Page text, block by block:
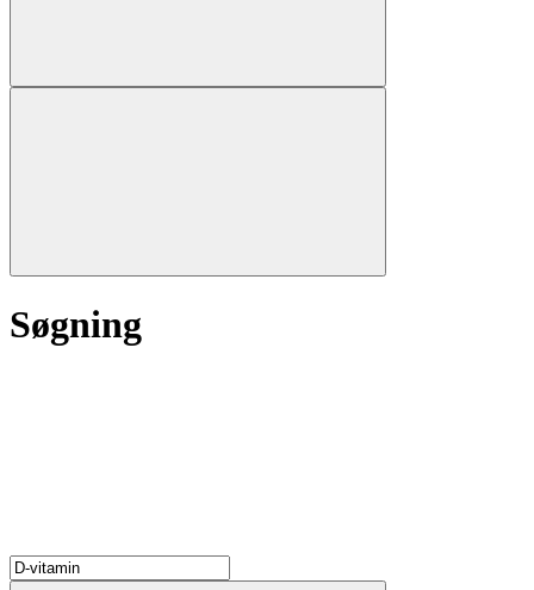
Søgning